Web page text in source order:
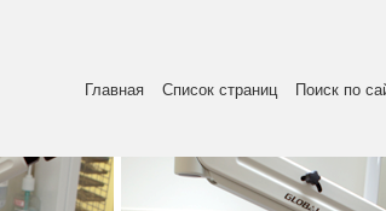
Главная Список страниц Поиск по